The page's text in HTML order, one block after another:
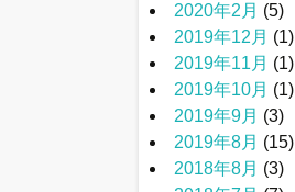
2020年2月 (5)
2019年12月 (1)
2019年11月 (1)
2019年10月 (1)
2019年9月 (3)
2019年8月 (15)
2018年8月 (3)